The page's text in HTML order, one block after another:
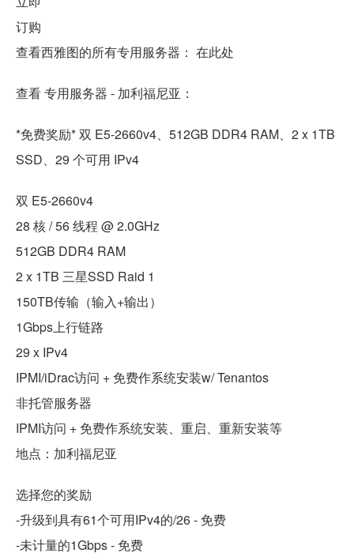
订购
查看西雅图的所有专用服务器： 在此处
查看 专用服务器 - 加利福尼亚：
*免费奖励* 双 E5-2660v4、512GB DDR4 RAM、2 x 1TB
SSD、29 个可用 IPv4
双 E5-2660v4
28 核 / 56 线程 @ 2.0GHz
512GB DDR4 RAM
2 x 1TB 三星SSD Raid 1
150TB传输（输入+输出）
1Gbps上行链路
29 x IPv4
IPMI/iDrac访问 + 免费作系统安装w/ Tenantos
非托管服务器
IPMI访问 + 免费作系统安装、重启、重新安装等
地点：加利福尼亚
选择您的奖励
-升级到具有61个可用IPv4的/26 - 免费
-未计量的1Gbps - 免费